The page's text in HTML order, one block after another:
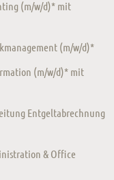
(m/w/d)* mit
(m/w/d)*
(m/w/d)* mit
Entgeltabrechnung
& Office